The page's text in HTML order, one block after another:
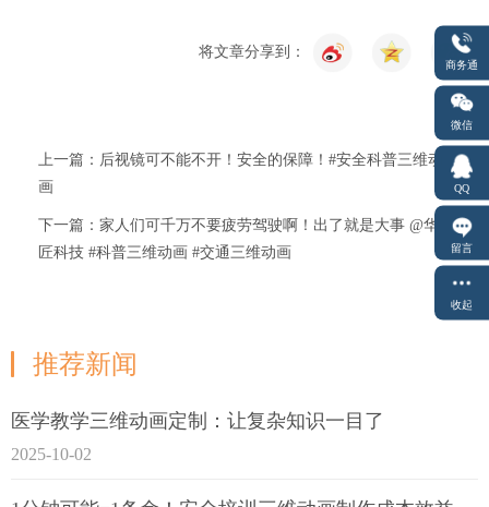
将文章分享到：
上一篇：后视镜可不能不开！安全的保障！#安全科普三维动
画
下一篇：家人们可千万不要疲劳驾驶啊！出了就是大事 @华
匠科技 #科普三维动画 #交通三维动画
推荐新闻
医学教学三维动画定制：让复杂知识一目了
2025-10-02
商务通
微信
QQ
留言
收起